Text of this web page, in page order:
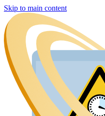
Skip to main content